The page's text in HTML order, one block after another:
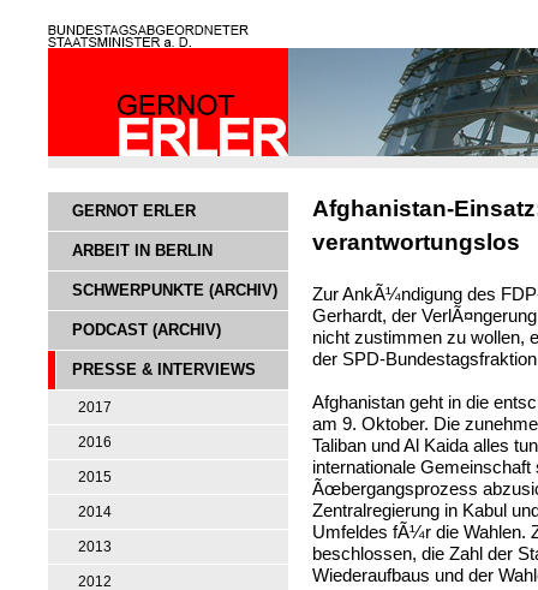
GERNOT ERLER
ARBEIT IN BERLIN
SCHWERPUNKTE (ARCHIV)
PODCAST (ARCHIV)
PRESSE & INTERVIEWS
2017
2016
2015
2014
2013
2012
Afghanistan-
verantwortungslos
Zur AnkÃ¼ndigung des
Gerhardt, der
nicht zustimmen zu wollen,
der SPD-
Afghanistan geht in die
am 9. Oktober. Die
Taliban und Al Kaida alles
internationale
Ãœbergangsprozess
Zentralregierung in Kabul
Umfeldes fÃ¼r die Wahlen.
beschlossen, die Zahl der
Wiederaufbaus und der